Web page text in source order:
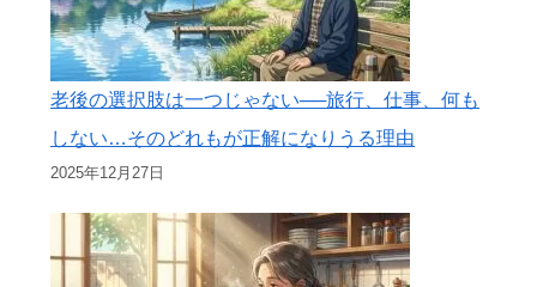
老後の選択肢は一つじゃない──旅行、仕事、何も
しない…そのどれもが正解になりうる理由
2025年12月27日